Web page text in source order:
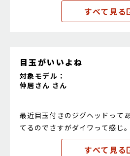
すべて見る
目玉がいいよね
対象モデル：
仲居さん さん
最近目玉付きのジグヘッドって
てるのでさすがダイワって感じ
ならないで欲しいなぁ。
すべて見る